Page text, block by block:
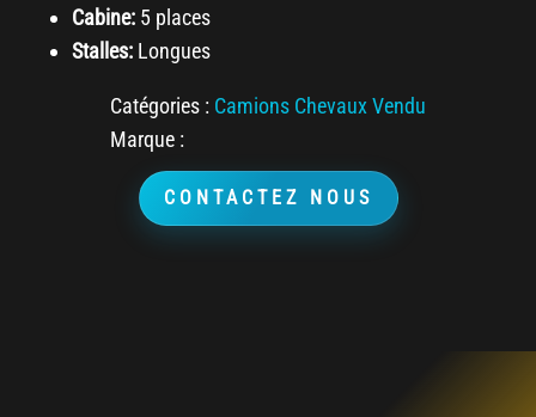
Cabine: 5 places
Stalles: Longues
Catégories : Camions Chevaux Vendu
Marque :
CONTACTEZ NOUS